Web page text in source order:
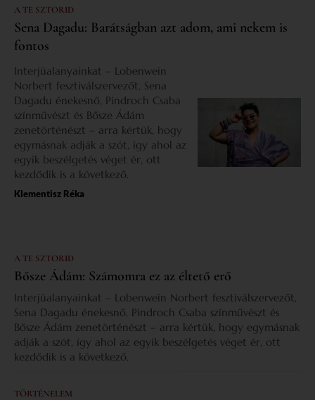
A TE SZTORID
Sena Dagadu: Barátságban azt adom, ami nekem is
fontos
Interjúalanyainkat – Lobenwein
Norbert fesztiválszervezőt, Sena
Dagadu énekesnő, Pindroch Csaba
színművészt és Bősze Ádám
zenetörténészt – arra kértük, hogy
egymásnak adják a szót, így ahol az
egyik beszélgetés véget ér, ott
kezdődik is a következő.
Klementisz Réka
A TE SZTORID
Bősze Ádám: Számomra ez az éltető erő
Interjúalanyainkat – Lobenwein Norbert fesztiválszervezőt,
Sena Dagadu énekesnő, Pindroch Csaba színművészt és
Bősze Ádám zenetörténészt – arra kértük, hogy egymásnak
adják a szót, így ahol az egyik beszélgetés véget ér, ott
kezdődik is a következő.
TÖRTÉNELEM